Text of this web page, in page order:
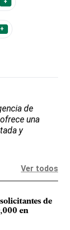
+
de
una
y
Ver todos
de
en